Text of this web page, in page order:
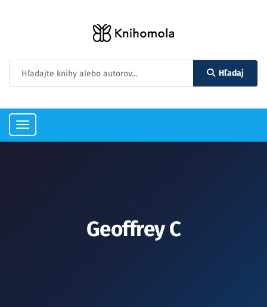
Hľadaj
Toggle
Geoffrey C